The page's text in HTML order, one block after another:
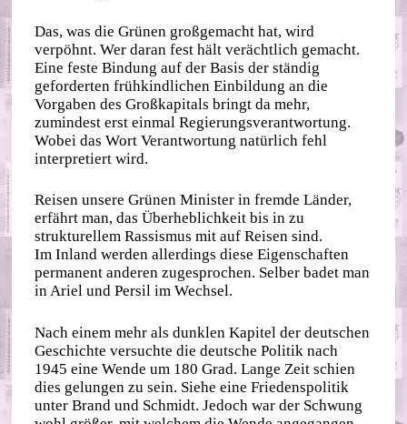
Das, was die Grünen großgemacht hat, wird
verpöhnt. Wer daran fest hält verächtlich gemacht.
Eine feste Bindung auf der Basis der ständig
geforderten frühkindlichen Einbildung an die
Vorgaben des Großkapitals bringt da mehr,
zumindest erst einmal Regierungsverantwortung.
Wobei das Wort Verantwortung natürlich fehl
interpretiert wird.
Reisen unsere Grünen Minister in fremde Länder,
erfährt man, das Überheblichkeit bis in zu
strukturellem Rassismus mit auf Reisen sind.
Im Inland werden allerdings diese Eigenschaften
permanent anderen zugesprochen. Selber badet man
in Ariel und Persil im Wechsel.
Nach einem mehr als dunklen Kapitel der deutschen
Geschichte versuchte die deutsche Politik nach
1945 eine Wende um 180 Grad. Lange Zeit schien
dies gelungen zu sein. Siehe eine Friedenspolitik
unter Brand und Schmidt. Jedoch war der Schwung